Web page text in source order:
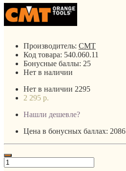
Производитель: CMT
Код товара: 540.060.11
Бонусные баллы: 25
Нет в наличии
Нет в наличии 2295
2 295 р.
Нашли дешевле?
Цена в бонусных баллах: 2086